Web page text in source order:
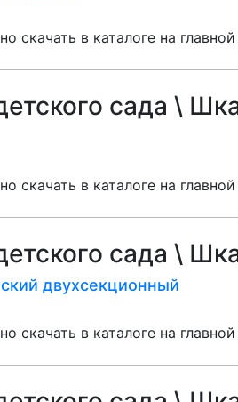
скачать в каталоге на
сада \
скачать в каталоге на
сада \
двухсекционный
скачать в каталоге на